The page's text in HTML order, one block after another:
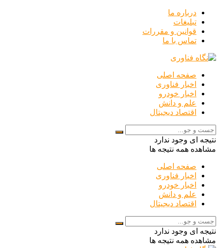
درباره ما
تبلیغات
قوانین و مقررات
تماس با ما
صفحه اصلی
اخبار فناوری
اخبار خودرو
علم و دانش
اقتصاد دیجیتال
نتیجه ای وجود ندارد
مشاهده همه نتیجه ها
صفحه اصلی
اخبار فناوری
اخبار خودرو
علم و دانش
اقتصاد دیجیتال
نتیجه ای وجود ندارد
مشاهده همه نتیجه ها